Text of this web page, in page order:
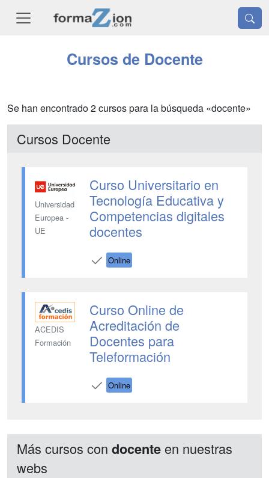
Cursos de Docente
Se han encontrado 2 cursos para la búsqueda «docente»
Cursos Docente
Universidad
Europea -
UE
Curso Universitario en
Tecnología Educativa y
Competencias digitales
docentes
Online
ACEDIS
Formación
Curso Online de
Acreditación de
Docentes para
Teleformación
Online
Más cursos con docente en nuestras
webs